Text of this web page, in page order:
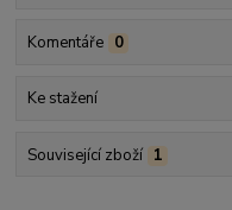
Komentáře 0
Ke stažení
Související zboží 1